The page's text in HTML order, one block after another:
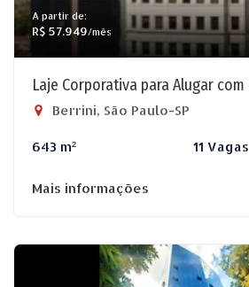
A partir de:
R$ 57.949/mês
Laje Corporativa para Alugar com
Berrini, São Paulo-SP
643 m² 11 Vagas
Mais informações